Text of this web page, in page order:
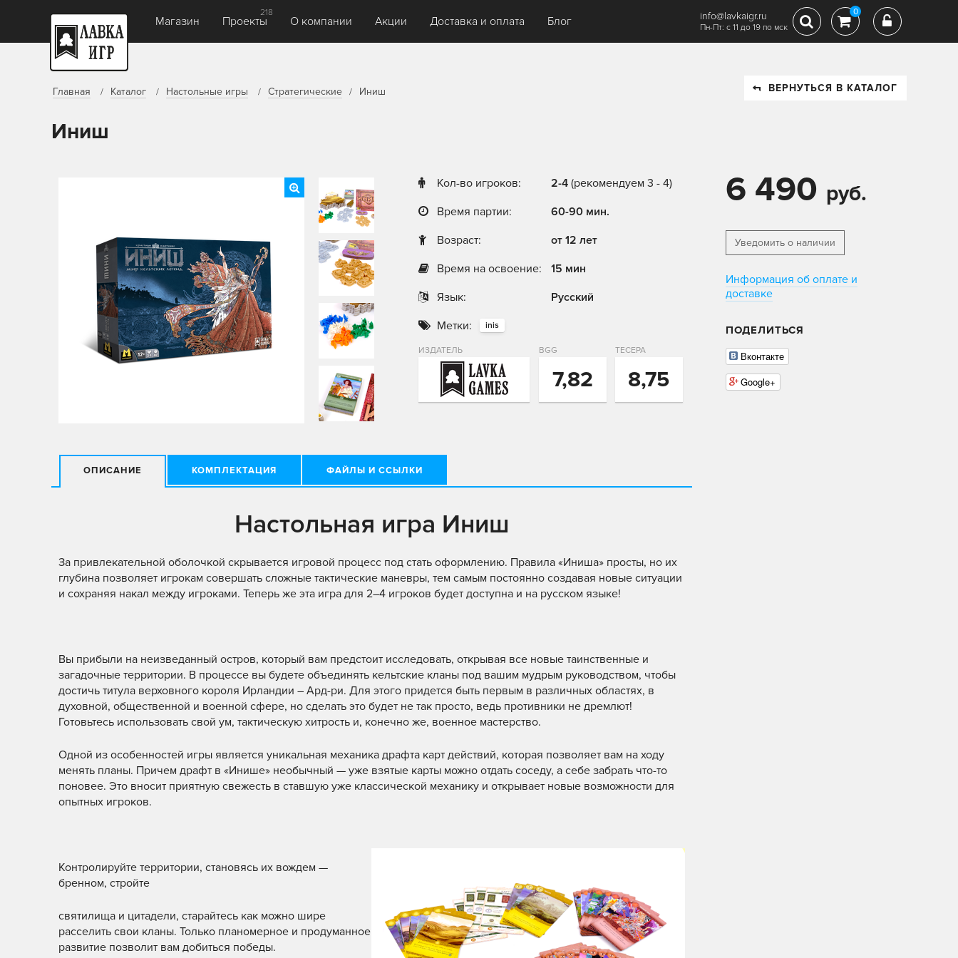
Магазин Проекты
218
О компании Акции Доставка и оплата Блог info@lavkaigr.ru
Пн-Пт: с 11 до 19 по мск
0
Главная Каталог Настольные игры Стратегические Иниш ВЕРНУТЬСЯ В КАТАЛОГ
Иниш
Кол-во игроков: 2-4 (рекомендуем 3 - 4)
Время партии:
60-90 мин.
Возраст:
от 12 лет
Время на освоение:
15 мин
Язык:
Русский
Метки:
inis
ИЗДАТЕЛЬ BGG
7,82
ТЕСЕРА
8,75
ОПИСАНИЕ КОМПЛЕКТАЦИЯ ФАЙЛЫ И ССЫЛКИ
Настольная игра Иниш
За привлекательной оболочкой скрывается игровой процесс под стать оформлению. Правила «Иниша» просты, но их
глубина позволяет игрокам совершать сложные тактические маневры, тем самым постоянно создавая новые ситуации
и сохраняя накал между игроками. Теперь же эта игра для 2–4 игроков будет доступна и на русском языке!
Вы прибыли на неизведанный остров, который вам предстоит исследовать, открывая все новые таинственные и
загадочные территории. В процессе вы будете объединять кельтские кланы под вашим мудрым руководством, чтобы
достичь титула верховного короля Ирландии – Ард-ри. Для этого придется быть первым в различных областях, в
духовной, общественной и военной сфере, но сделать это будет не так просто, ведь противники не дремлют!
Готовьтесь использовать свой ум, тактическую хитрость и, конечно же, военное мастерство.
Одной из особенностей игры является уникальная механика драфта карт действий, которая позволяет вам на ходу
менять планы. Причем драфт в «Инише» необычный — уже взятые карты можно отдать соседу, а себе забрать что-то
поновее. Это вносит приятную свежесть в ставшую уже классической механику и открывает новые возможности для
опытных игроков.
Контролируйте территории, становясь их вождем —
бренном, стройте
святилища и цитадели, старайтесь как можно шире
расселить свои кланы. Только планомерное и продуманное
развитие позволит вам добиться победы.
6 490 руб.
Уведомить о наличии
Информация об оплате и
доставке
ПОДЕЛИТЬСЯ
Вконтакте
Google+